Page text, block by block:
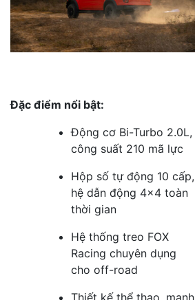
Đặc điểm nổi bật:
Động cơ Bi-Turbo 2.0L,
công suất 210 mã lực
Hộp số tự động 10 cấp,
hệ dẫn động 4×4 toàn
thời gian
Hệ thống treo FOX
Racing chuyên dụng
cho off-road